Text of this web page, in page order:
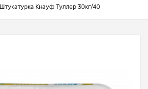
Штукатурка Кнауф Туллер 30кг/40